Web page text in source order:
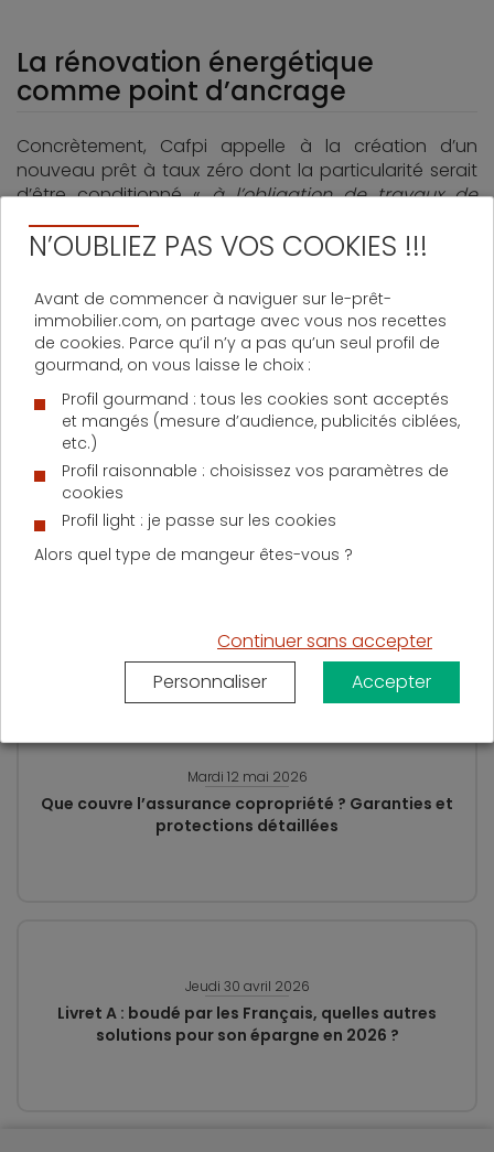
La rénovation énergétique
comme point d’ancrage
Concrètement, Cafpi appelle à la création d’un
nouveau prêt à taux zéro dont la particularité serait
d’être conditionné «à l’obligation de travaux de
rénovation énergétique
modalités d’application (prise en compte directe du
trois ans pour entreprendre les travaux, etc.), un tel
crédit immobilier devrait, si l’on en croit le courtier,
faciliter l’accès des jeunes ménages à la propriété
en rééquilibrant leur équation personnelle, et les
préserver contre l’achat de biens énergivores -qui
seront vite disqualifiés par le marché« .
D'AUTRES ACTUALITÉS SUR LE PRÊT IMMOBILIER
Lundi 1 juin 2026
Mardi 12 mai 2026
Que couvre l’assurance copropriété ? Garanties et
protections détaillées
Jeudi 30 avril 2026
Livret A : boudé par les Français, quelles autres
solutions pour son épargne en 2026 ?
N’OUBLIEZ PAS VOS COOKIES !!!
Avant de commencer à naviguer sur le-prêt-
immobilier.com, on partage avec vous nos recettes
de cookies. Parce qu’il n’y a pas qu’un seul profil de
gourmand, on vous laisse le choix :
Profil gourmand : tous les cookies sont acceptés
et mangés (mesure d’audience, publicités ciblées,
etc.)
Profil raisonnable : choisissez vos paramètres de
cookies
Profil light : je passe sur les cookies
Alors quel type de mangeur êtes-vous ?
Continuer sans accepter
Personnaliser
Accepter